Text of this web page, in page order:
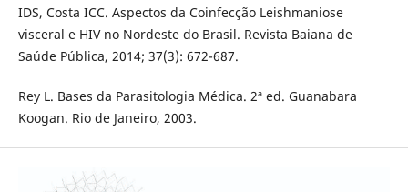
IDS, Costa ICC. Aspectos da Coinfecção Leishmaniose
visceral e HIV no Nordeste do Brasil. Revista Baiana de
Saúde Pública, 2014; 37(3): 672-687.
Rey L. Bases da Parasitologia Médica. 2ª ed. Guanabara
Koogan. Rio de Janeiro, 2003.